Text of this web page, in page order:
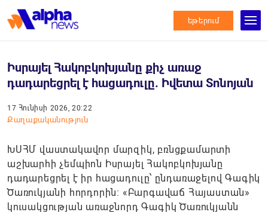
եթերում
Իսրայել Հակոբկոխյանը քիչ առաջ
դադարեցրել է հացադուլը. Իվետա Տոնոյան
17 Հունիսի 2026, 20:22
Քաղաքականություն
ԽՍՀՄ վաստակավոր մարզիկ, բռնցքամարտի
աշխարհի չեմպիոն Իսրայել Հակոբկոխյանը
դադարեցրել է իր հացադուլը՝ ընդառաջելով Գագիկ
Ծառուկյանի հորդորին։ «Բարգավաճ Հայաստան»
կուսակցության առաջնորդ Գագիկ Ծառուկյանն